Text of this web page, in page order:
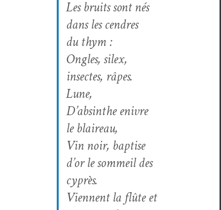
Les bruits sont nés
dans les cen­dres
du thym :
Ongles, silex,
insectes, râpes.
Lune,
D’absinthe enivre
le blaireau,
Vin noir, bap­tise
d’or le som­meil des
cyprès.
Vien­nent la flûte et